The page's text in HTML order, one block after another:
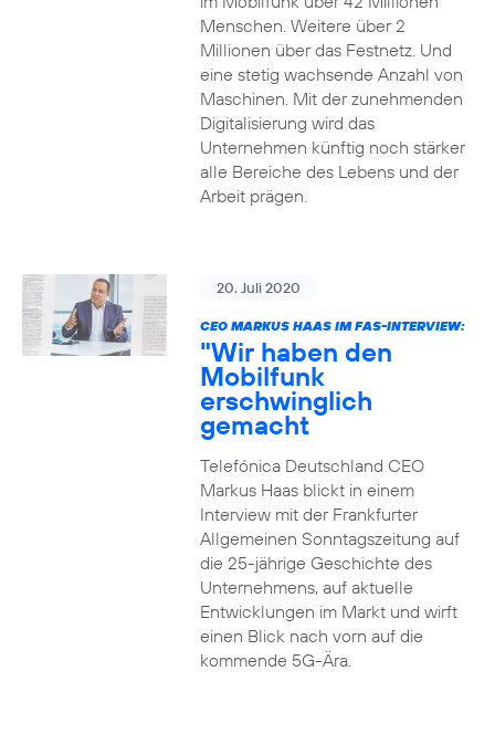
Menschen. Weitere über 2
Millionen über das Festnetz. Und
eine stetig wachsende Anzahl von
Maschinen. Mit der zunehmenden
Digitalisierung wird das
Unternehmen künftig noch stärker
alle Bereiche des Lebens und der
Arbeit prägen.
20. Juli 2020
CEO MARKUS HAAS IM FAS-INTERVIEW:
"Wir haben den
Mobilfunk
erschwinglich
gemacht
Telefónica Deutschland CEO
Markus Haas blickt in einem
Interview mit der Frankfurter
Allgemeinen Sonntagszeitung auf
die 25-jährige Geschichte des
Unternehmens, auf aktuelle
Entwicklungen im Markt und wirft
einen Blick nach vorn auf die
kommende 5G-Ära.